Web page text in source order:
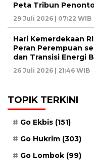
Peta Tribun
29 Juli 2026 | 07:22 WIB
Hari Kemerdekaan
Peran Perempuan
dan Transisi Energi
26 Juli 2026 | 21:46 WIB
TOPIK TERKINI
Go Ekbis (151)
Go Hukrim (303)
Go Lombok (99)